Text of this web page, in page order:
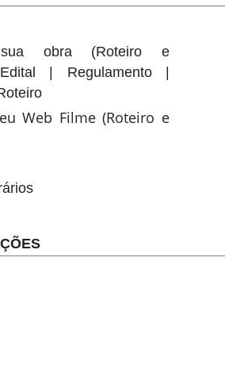
sua obra (Roteiro e
Edital Regulamento|
Web Filme (Roteiro e